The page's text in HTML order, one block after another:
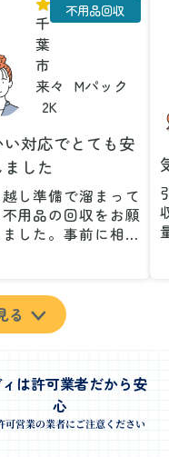
千
葉
市
来々
Mパック
2K
不用品回収
い対応でとても安
した
し準備で溜まって
用品の回収をお願
した。事前に相談
きました。特に、
具や壊れた家電な
分が難しいものが
た。
は2名のスタッフが来
ださり、作業の流れ
る
は許可業者だから安
心
営業の業者にご注意ください